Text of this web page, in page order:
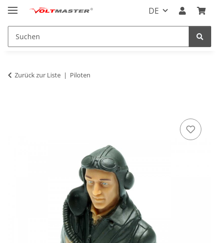
DE
Zurück zur Liste Piloten